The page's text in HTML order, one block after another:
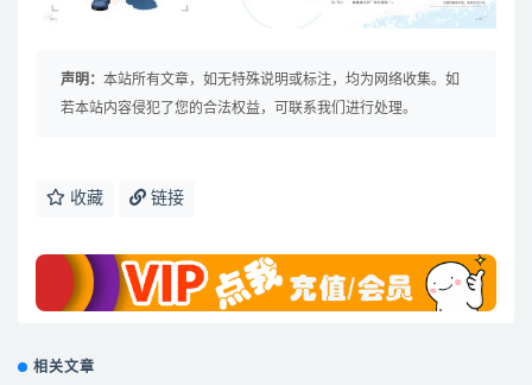
声明： 本站所有文章，如无特殊说明或标注，均为网络收集。如
若本站内容侵犯了您的合法权益，可联系我们进行处理。
收藏 链接
相关文章